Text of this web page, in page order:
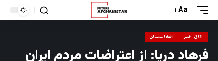
Aa
اتاق خبر افغانستان
فرهاد دریا: از اعتراضات مردم ایران